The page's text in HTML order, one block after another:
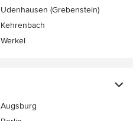
Udenhausen (Grebenstein)
Kehrenbach
Werkel
Augsburg